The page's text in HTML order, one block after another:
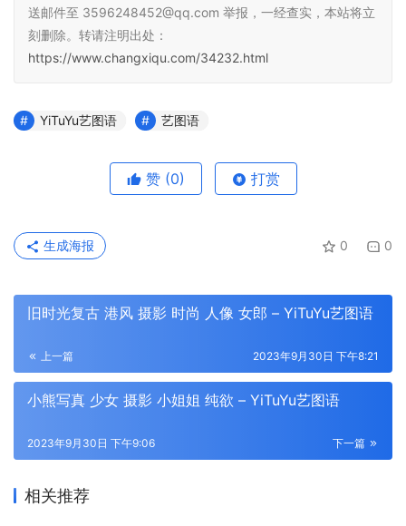
送邮件至 3596248452@qq.com 举报，一经查实，本站将立
刻删除。转请注明出处：
https://www.changxiqu.com/34232.html
YiTuYu艺图语 艺图语
赞 (0) 打赏
0 0
生成海报
旧时光复古 港风 摄影 时尚 人像 女郎 – YiTuYu艺图语
上一篇 2023年9月30日 下午8:21
小熊写真 少女 摄影 小姐姐 纯欲 – YiTuYu艺图语
下一篇
2023年9月30日 下午9:06
相关推荐